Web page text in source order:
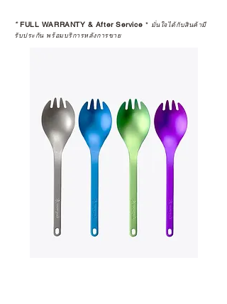
ในอุปกรณ์ที่คุณรัก มีคุณค่าอย่าง
เพื่อให้คุณได้รับทั้งสินค้า และ
ประสบการณ์ที่สมบูรณ์แบบในระยะ
ยาว
อ่านต่อเรื่องการรับประกันสินค้าได้
https://www.campstudio.co.th/
warranty
*FULL WARRANTY & After Service * มั่นใจได้กับสินค้ามี
รับประกัน พร้อมบริการหลังการขาย